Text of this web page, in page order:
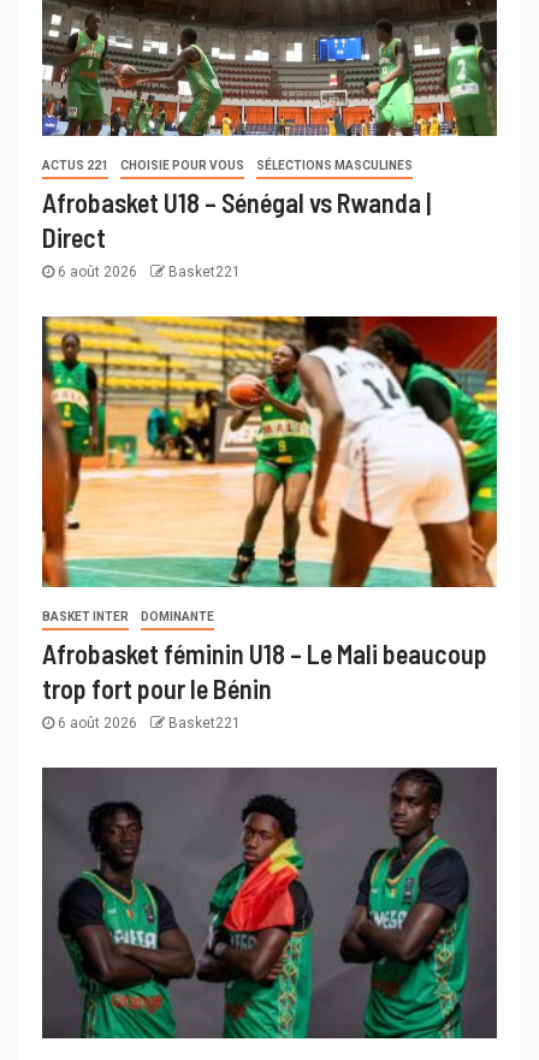
ACTUS 221 CHOISIE POUR VOUS SÉLECTIONS MASCULINES
Afrobasket U18 – Sénégal vs Rwanda |
Direct
6 août 2026 Basket221
BASKET INTER DOMINANTE
Afrobasket féminin U18 – Le Mali beaucoup
trop fort pour le Bénin
6 août 2026 Basket221